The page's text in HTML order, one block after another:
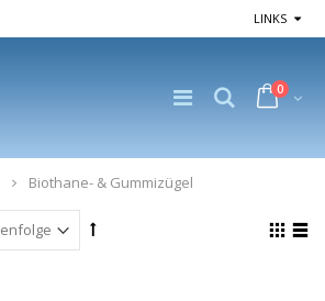
LINKS
0
Biothane- & Gummizügel